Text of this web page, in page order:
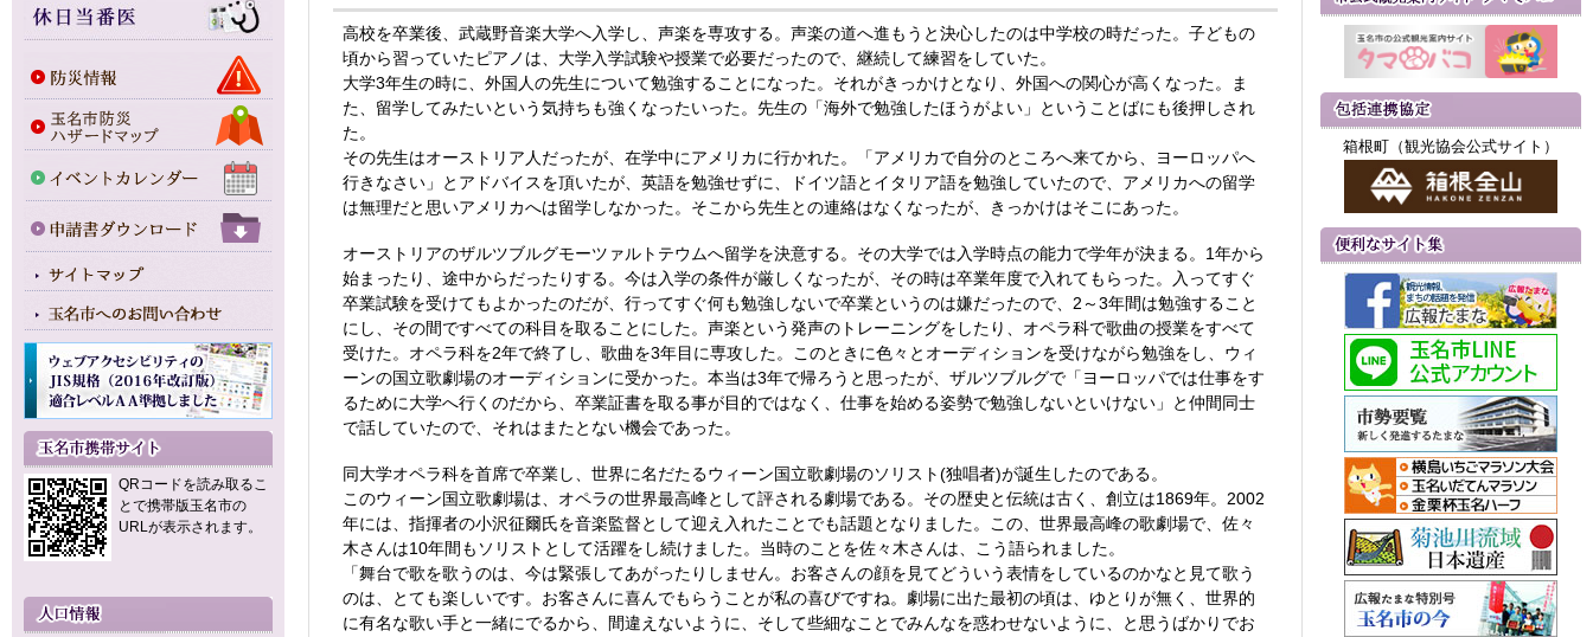
QRコードを読み取るこ
とで携帯版玉名市の
URLが表示されます。
高校を卒業後、武蔵野音楽大学へ入学し、声楽を専攻する。声楽の道へ進もうと決心したのは中学校の時だった。子どもの
頃から習っていたピアノは、大学入学試験や授業で必要だったので、継続して練習をしていた。
大学3年生の時に、外国人の先生について勉強することになった。それがきっかけとなり、外国への関心が高くなった。ま
た、留学してみたいという気持ちも強くなったいった。先生の「海外で勉強したほうがよい」ということばにも後押しされ
た。
その先生はオーストリア人だったが、在学中にアメリカに行かれた。「アメリカで自分のところへ来てから、ヨーロッパへ
行きなさい」とアドバイスを頂いたが、英語を勉強せずに、ドイツ語とイタリア語を勉強していたので、アメリカへの留学
は無理だと思いアメリカへは留学しなかった。そこから先生との連絡はなくなったが、きっかけはそこにあった。
オーストリアのザルツブルグモーツァルトテウムへ留学を決意する。その大学では入学時点の能力で学年が決まる。1年から
始まったり、途中からだったりする。今は入学の条件が厳しくなったが、その時は卒業年度で入れてもらった。入ってすぐ
卒業試験を受けてもよかったのだが、行ってすぐ何も勉強しないで卒業というのは嫌だったので、2～3年間は勉強すること
にし、その間ですべての科目を取ることにした。声楽という発声のトレーニングをしたり、オペラ科で歌曲の授業をすべて
受けた。オペラ科を2年で終了し、歌曲を3年目に専攻した。このときに色々とオーディションを受けながら勉強をし、ウィ
ーンの国立歌劇場のオーディションに受かった。本当は3年で帰ろうと思ったが、ザルツブルグで「ヨーロッパでは仕事をす
るために大学へ行くのだから、卒業証書を取る事が目的ではなく、仕事を始める姿勢で勉強しないといけない」と仲間同士
で話していたので、それはまたとない機会であった。
同大学オペラ科を首席で卒業し、世界に名だたるウィーン国立歌劇場のソリスト(独唱者)が誕生したのである。
このウィーン国立歌劇場は、オペラの世界最高峰として評される劇場である。その歴史と伝統は古く、創立は1869年。2002
年には、指揮者の小沢征爾氏を音楽監督として迎え入れたことでも話題となりました。この、世界最高峰の歌劇場で、佐々
木さんは10年間もソリストとして活躍をし続けました。当時のことを佐々木さんは、こう語られました。
「舞台で歌を歌うのは、今は緊張してあがったりしません。お客さんの顔を見てどういう表情をしているのかなと見て歌う
のは、とても楽しいです。お客さんに喜んでもらうことが私の喜びですね。劇場に出た最初の頃は、ゆとりが無く、世界的
に有名な歌い手と一緒にでるから、間違えないように、そして些細なことでみんなを惑わせないように、と思うばかりでお
箱根町（観光協会公式サイト）